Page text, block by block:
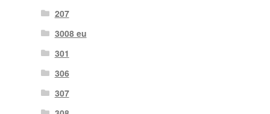
207
3008 eu
301
306
307